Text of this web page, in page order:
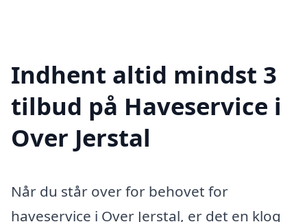
Indhent altid mindst 3
tilbud på Haveservice i
Over Jerstal
Når du står over for behovet for
haveservice i Over Jerstal, er det en klog